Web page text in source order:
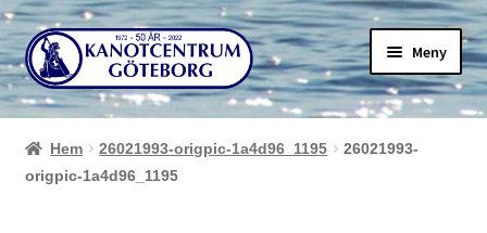
Hoppa
till
navigering
Hoppa
till
innehåll
Meny
Hem 26021993-origpic-1a4d96_1195
26021993-
origpic-1a4d96_1195